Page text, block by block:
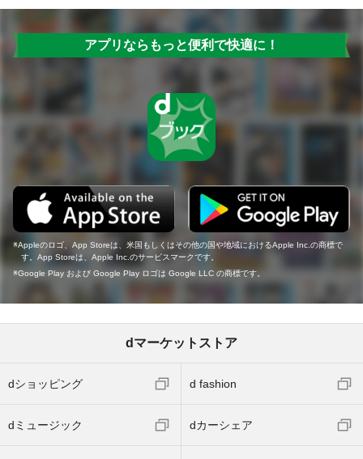
アプリならもっと便利で快適に！
Appleのロゴ、App Storeは、米国もしくはその他の国や地域におけるApple Inc.の商標で
す。App Storeは、Apple Inc.のサービスマークです。
Google Play および Google Play ロゴは Google LLC の商標です。
dマーケットストア
dショッピング d fashion
dミュージック dカーシェア